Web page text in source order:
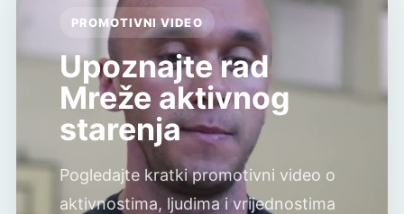
PROMOTIVNI VIDEO
Upoznajte rad
Mreže aktivnog
starenja
Pogledajte kratki promotivni video o
aktivnostima, ljudima i vrijednostima